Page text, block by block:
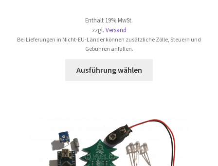
Enthält 19% MwSt.
zzgl. Versand
Bei Lieferungen in Nicht-EU-Länder können zusätzliche Zölle, Steuern und
Gebühren anfallen.
Ausführung wählen
auf.
Optionen
können